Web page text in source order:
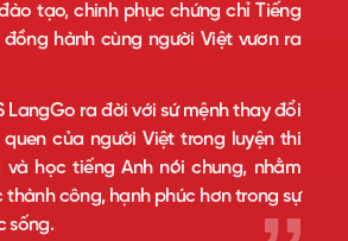
tạo, chinh phục chứng chỉ Tiếng
hành cùng người Việt vươn ra
LangGo ra đời với sứ mệnh thay đổi
của người Việt trong luyện thi
và học tiếng Anh nói chung, nhằm
thành công, hạnh phúc hơn trong sự
sống.